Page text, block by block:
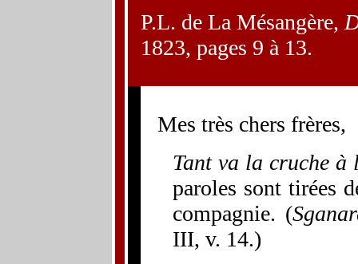
P.L. de La Mésangère,
1823, pages 9 à 13.
Mes très chers frères,
Tant va la cruche à
paroles sont tirées
compagnie. (
III, v. 14.)